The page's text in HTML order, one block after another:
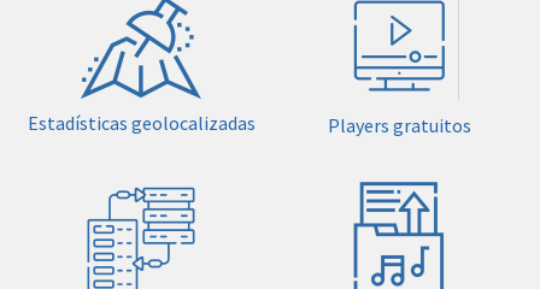
Estadísticas geolocalizadas Players gratuitos